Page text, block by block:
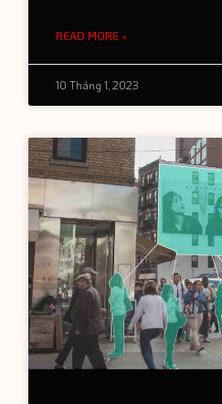
READ MORE »
10 Tháng 1, 2023